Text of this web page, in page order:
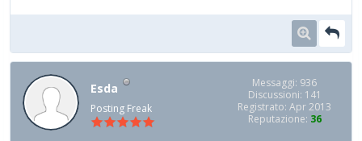
Esda
Posting Freak
Messaggi: 936
Discussioni: 141
Registrato: Apr 2013
Reputazione: 36